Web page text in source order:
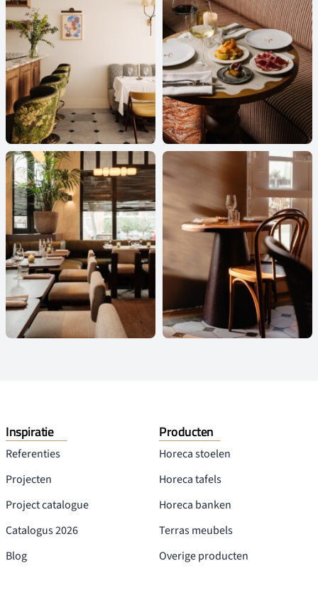
Inspiratie
Referenties
Projecten
Project catalogue
Catalogus 2026
Blog
Producten
Horeca stoelen
Horeca tafels
Horeca banken
Terras meubels
Overige producten